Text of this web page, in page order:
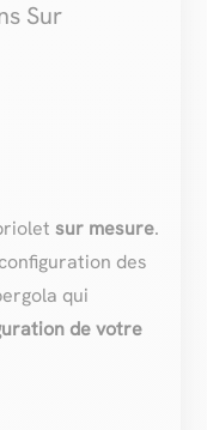
Sur
sur mesure.
des
qui
de votre